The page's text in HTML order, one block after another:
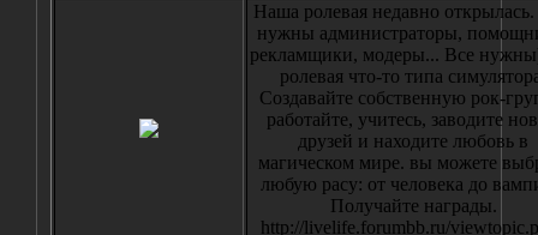
Наша ролевая недавно
нужны администраторы,
рекламщики, модеры... Все
ролевая что-то типа
Создавайте собственную рок-
работайте, учитесь, заводите
друзей и находите любовь в
магическом мире. вы можете
любую расу: от человека до
Получайте награды.
http://livelife.forumbb.ru/